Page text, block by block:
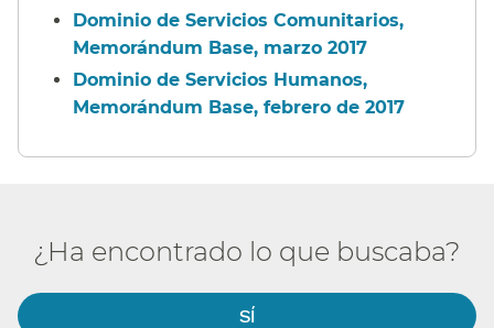
Dominio de Servicios Comunitarios,
Memorándum Base, marzo 2017​​
Dominio de Servicios Humanos,
Memorándum Base, febrero de 2017​​
¿Ha encontrado lo que buscaba?​​
SÍ​​